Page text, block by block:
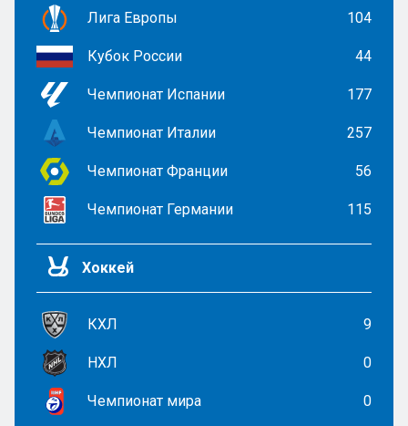
Лига Европы 104
Кубок России 44
Чемпионат Испании 177
Чемпионат Италии 257
Чемпионат Франции 56
Чемпионат Германии 115
Хоккей
КХЛ 9
НХЛ 0
Чемпионат мира 0